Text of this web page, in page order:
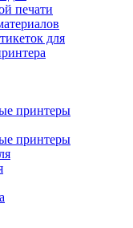
печати
для
принтеры
принтеры